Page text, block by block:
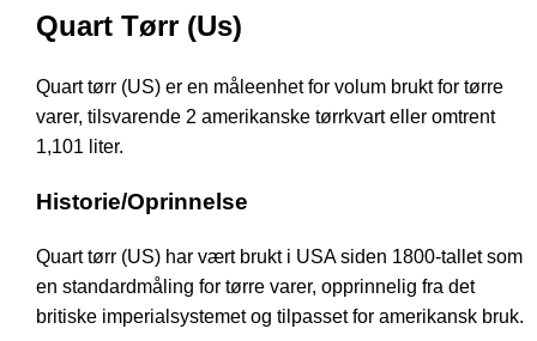
Quart Tørr (Us)
Quart tørr (US) er en måleenhet for volum brukt for tørre
varer, tilsvarende 2 amerikanske tørrkvart eller omtrent
1,101 liter.
Historie/Oprinnelse
Quart tørr (US) har vært brukt i USA siden 1800-tallet som
en standardmåling for tørre varer, opprinnelig fra det
britiske imperialsystemet og tilpasset for amerikansk bruk.